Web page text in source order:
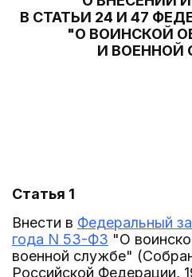
В СТАТЬИ 24 И 47
"О ВОИНСКОЙ
И ВОЕННОЙ
Статья 1
Внести в Федеральный
года N 53-ФЗ "О
военной службе"
Российской Федерации,